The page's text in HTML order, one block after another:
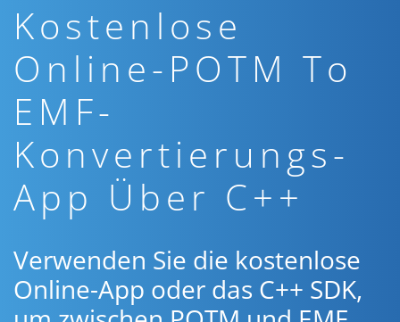
Kostenlose
Online-POTM To
EMF-
Konvertierungs-
App Über C++
Verwenden Sie die kostenlose
Online-App oder das C++ SDK,